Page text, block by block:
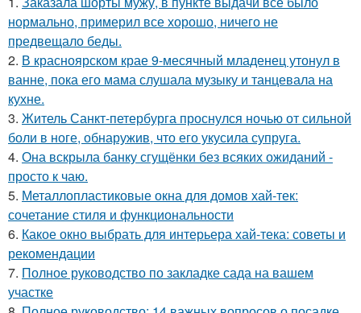
нормально, примерил все хорошо, ничего не
предвещало беды.
2. В красноярском крае 9-месячный младенец утонул в
ванне, пока его мама слушала музыку и танцевала на
кухне.
3. Житель Санкт-петербурга проснулся ночью от сильной
боли в ноге, обнаружив, что его укусила супруга.
4. Она вскрыла банку сгущёнки без всяких ожиданий -
просто к чаю.
5. Металлопластиковые окна для домов хай-тек:
сочетание стиля и функциональности
6. Какое окно выбрать для интерьера хай-тека: советы и
рекомендации
7. Полное руководство по закладке сада на вашем
участке